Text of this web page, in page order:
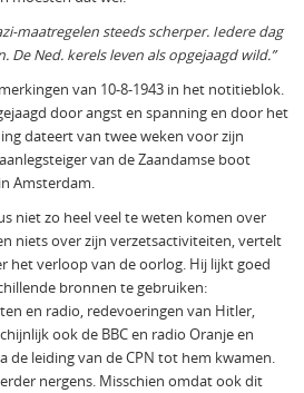
maatregelen steeds scherper. Iedere dag
De Ned. kerels leven als opgejaagd wild.”
van 10-8-1943 in het notitieblok.
door angst en spanning en door het
dateert van twee weken voor zijn
van de Zaandamse boot
Amsterdam.
niet zo heel veel te weten komen over
niets over zijn verzetsactiviteiten, vertelt
het verloop van de oorlog. Hij lijkt goed
bronnen te gebruiken:
en radio, redevoeringen van Hitler,
ook de BBC en radio Oranje en
de leiding van de CPN tot hem kwamen.
nergens. Misschien omdat ook dit